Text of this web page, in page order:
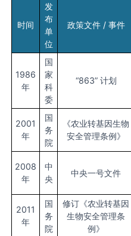
时间
发
布
单
位
政策文件 / 事件
1986
年
国
家
科
委
“863” 计划
2001
年
国
务
院
《农业转基因生物
安全管理条例》
2008
年
中
央
中央一号文件
2011
年
国
务
院
修订《农业转基因
生物安全管理条
例》